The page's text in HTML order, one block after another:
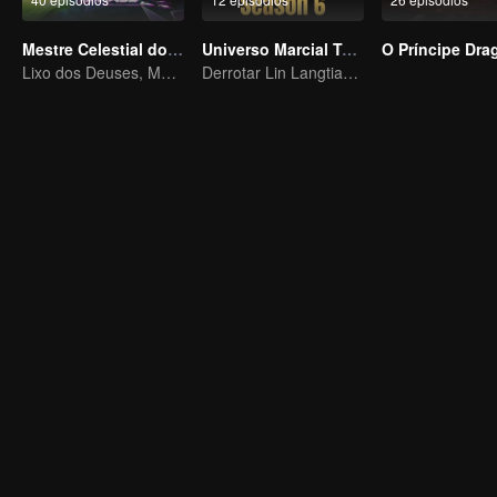
Mestre Celestial do Ferro Velho
Lixo dos Deuses, Matando os Inimigos do Céu
Universo Marcial Temporada 6
Derrotar Lin Langtian, ascender ao campeonato.
O Príncipe